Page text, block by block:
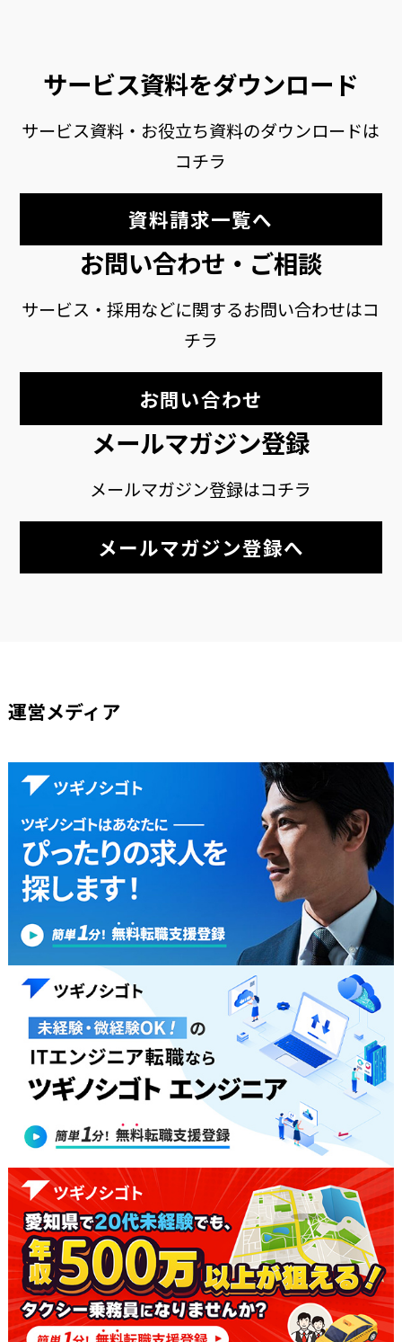
サービス資料をダウンロード
サービス資料・お役立ち資料のダウンロードは
コチラ
資料請求一覧へ
お問い合わせ・ご相談
サービス・採用などに関するお問い合わせはコ
チラ
お問い合わせ
メールマガジン登録
メールマガジン登録はコチラ
メールマガジン登録へ
運営メディア